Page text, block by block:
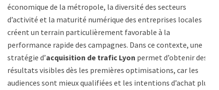
économique de la métropole, la diversité des secteurs
d’activité et la maturité numérique des entreprises locales
créent un terrain particulièrement favorable à la
performance rapide des campagnes. Dans ce contexte, une
stratégie d’acquisition de trafic Lyon permet d’obtenir des
résultats visibles dès les premières optimisations, car les
audiences sont mieux qualifiées et les intentions d’achat plus